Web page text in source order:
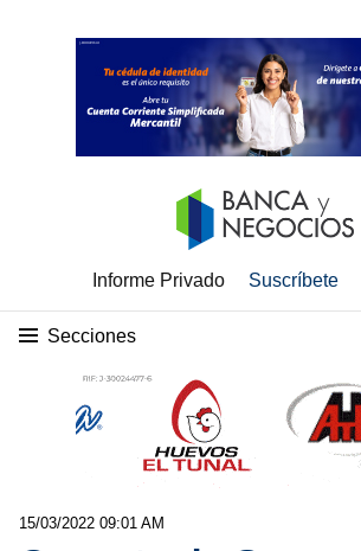
Informe Privado Suscríbete
Secciones
15/03/2022 09:01 AM